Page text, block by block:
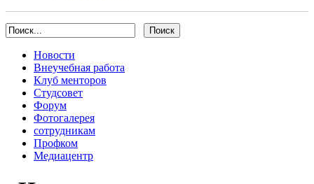
Новости
Внеучебная работа
Клуб менторов
Студсовет
Форум
Фотогалерея
сотрудникам
Профком
Медиацентр